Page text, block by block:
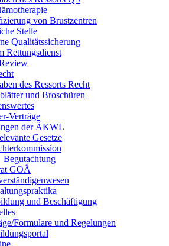
von Brustzentren
Stelle
Qualitätssicherung
Rettungsdienst
des Ressorts Recht
und Broschüren
Verträge
der ÄKWL
Gesetze
Begutachtung
GOÄ
und Beschäftigung
Formulare und Regelungen